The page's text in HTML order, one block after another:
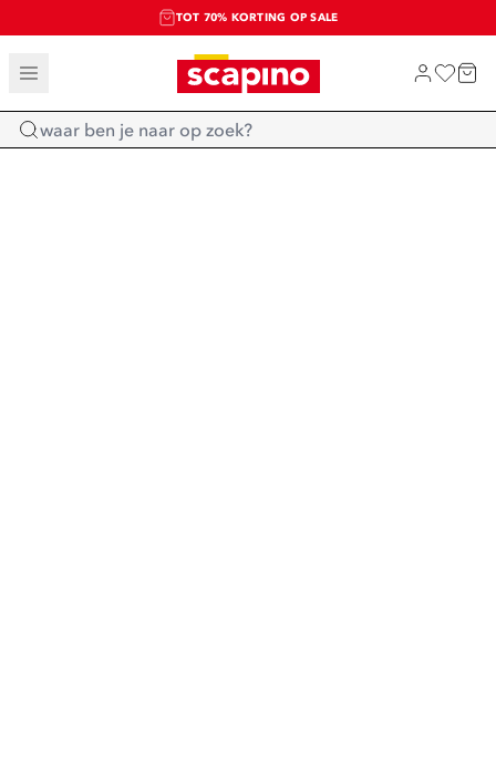
TOT 70% KORTING OP SALE
SALE: LAATSTE KANS!
SHOP NIEUW
Home